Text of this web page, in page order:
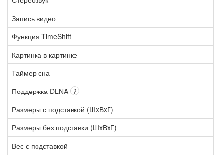
Запись видео
Функция TimeShift
Картинка в картинке
Таймер сна
Поддержка DLNA ?
Размеры с подставкой (ШxВxГ)
Размеры без подставки (ШxВxГ)
Вес с подставкой